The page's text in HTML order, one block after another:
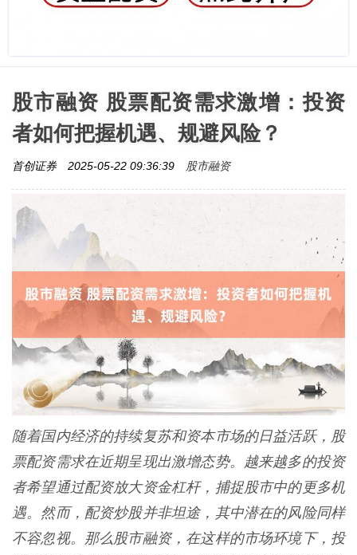
股市融资 股票配资需求激增：投资
者如何把握机遇、规避风险？
首创证券 2025-05-22 09:36:39 股市融资
随着国内经济的持续复苏和资本市场的日益活跃，股
票配资需求在近期呈现出激增态势。越来越多的投资
者希望通过配资放大资金杠杆，捕捉股市中的更多机
遇。然而，配资炒股并非坦途，其中潜在的风险同样
不容忽视。那么股市融资，在这样的市场环境下，投